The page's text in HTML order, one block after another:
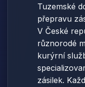
Tuzemské
přepravu
V České
různorodé
kurýrní
zásilek.